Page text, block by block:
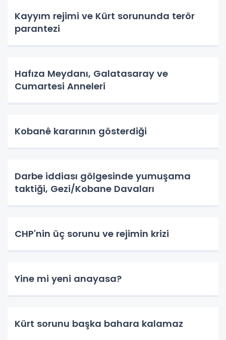
Kayyım rejimi ve Kürt sorununda terör
parantezi
Hafıza Meydanı, Galatasaray ve
Cumartesi Anneleri
Kobanê kararının gösterdiği
Darbe iddiası gölgesinde yumuşama
taktiği, Gezi/Kobane Davaları
CHP'nin üç sorunu ve rejimin krizi
Yine mi yeni anayasa?
Kürt sorunu başka bahara kalamaz